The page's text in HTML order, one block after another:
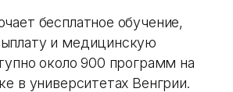
бесплатное обучение,
и медицинскую
около 900 программ на
в университетах Венгрии.